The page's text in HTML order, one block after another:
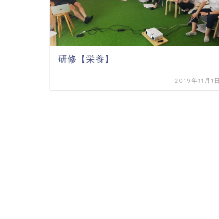
研修【栄養】
2019年11月1